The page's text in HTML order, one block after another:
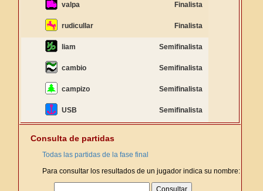
valpa Finalista
rudicullar Finalista
liam Semifinalista
cambio Semifinalista
campizo Semifinalista
USB Semifinalista
Consulta de partidas
Todas las partidas de la fase final
Para consultar los resultados de un jugador indica su nombre: